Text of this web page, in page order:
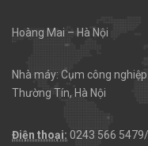
Hoàng Mai – Hà Nội
Nhà máy: Cụm công
Thường Tín, Hà Nội
Điện thoại: 0243 566